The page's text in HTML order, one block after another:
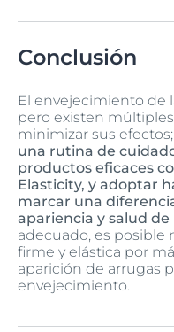
Conclusión
El envejecimiento de
pero existen
minimizar sus
una rutina de
productos eficaces
Elasticity, y adoptar
marcar una
apariencia y salud de
adecuado, es posible
firme y elástica por
aparición de arrugas
envejecimiento.